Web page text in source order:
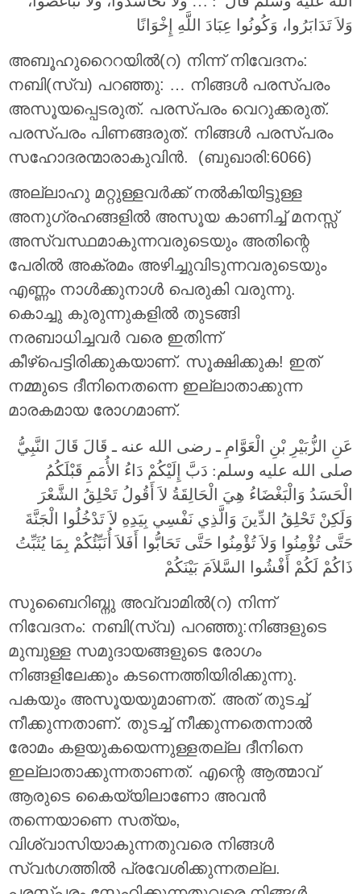
وَلاَ تَدَابَرُوا، وَكُونُوا عِبَادَ اللَّهِ إِخْوَانًا ‏
അബൂഹുറൈറയില്‍(റ) നിന്ന് നിവേദനം:
നബി(സ്വ) പറഞ്ഞു: … നിങ്ങള്‍ പരസ്പരം
അസൂയപ്പെടരുത്. പരസ്പരം വെറുക്കരുത്.
പരസ്പരം പിണങ്ങരുത്. നിങ്ങള്‍ പരസ്പരം
സഹോദരന്മാരാകുവിന്‍. (ബുഖാരി:6066)
അല്ലാഹു മറ്റുള്ളവര്‍ക്ക് നല്‍കിയിട്ടുള്ള
അനുഗ്രഹങ്ങളില്‍ അസൂയ കാണിച്ച് മനസ്സ്
അസ്വസ്ഥമാകുന്നവരുടെയും അതിന്റെ
പേരില്‍ അക്രമം അഴിച്ചുവിടുന്നവരുടെയും
എണ്ണം നാള്‍ക്കുനാള്‍ പെരുകി വരുന്നു.
കൊച്ചു കുരുന്നുകളില്‍ തുടങ്ങി
നരബാധിച്ചവര്‍ വരെ ഇതിന്ന്
കീഴ്‌പെട്ടിരിക്കുകയാണ്. സൂക്ഷിക്കുക! ഇത്
നമ്മുടെ ദീനിനെതന്നെ ഇല്ലാതാക്കുന്ന
മാരകമായ രോഗമാണ്.
عَنِ الزُّبَيْرِ بْنِ الْعَوَّامِ ـ رضى الله عنه ـ قَالَ قَالَ النَّبِيُّ
صلى الله عليه وسلم: دَبَّ إِلَيْكُمْ دَاءُ الأُمَمِ قَبْلَكُمُ
الْحَسَدُ وَالْبَغْضَاءُ هِيَ الْحَالِقَةُ لاَ أَقُولُ تَحْلِقُ الشَّعْرَ
وَلَكِنْ تَحْلِقُ الدِّينَ وَالَّذِي نَفْسِي بِيَدِهِ لاَ تَدْخُلُوا الْجَنَّةَ
حَتَّى تُؤْمِنُوا وَلاَ تُؤْمِنُوا حَتَّى تَحَابُّوا أَفَلاَ أُنَبِّئُكُمْ بِمَا يُثَبِّتُ
ذَاكُمْ لَكُمْ أَفْشُوا السَّلاَمَ بَيْنَكُمْ ‏
സുബൈറിബ്നു അവ്വാമില്‍(റ) നിന്ന്
നിവേദനം: നബി(സ്വ) പറഞ്ഞു:നിങ്ങളുടെ
മുമ്പുള്ള സമുദായങ്ങളുടെ രോഗം
നിങ്ങളിലേക്കും കടന്നെത്തിയിരിക്കുന്നു.
പകയും അസൂയയുമാണത്. അത് തുടച്ച്
നീക്കുന്നതാണ്. തുടച്ച് നീക്കുന്നതെന്നാല്‍
രോമം കളയുകയെന്നുള്ളതല്ല ദീനിനെ
ഇല്ലാതാക്കുന്നതാണത്. എന്റെ ആത്മാവ്
ആരുടെ കൈയ്യിലാണോ അവന്‍
തന്നെയാണെ സത്യം,
വിശ്വാസിയാകുന്നതുവരെ നിങ്ങള്‍
സ്വ൪ഗത്തില്‍ പ്രവേശിക്കുന്നതല്ല.